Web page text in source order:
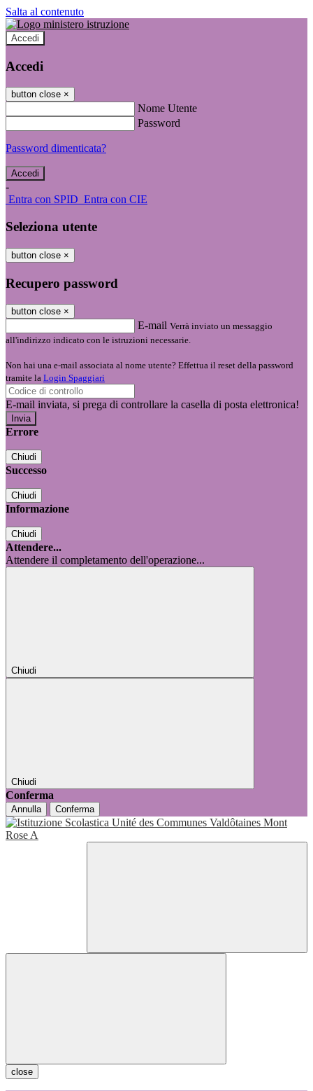
Salta al contenuto
Accedi
Accedi
button close ×
Nome Utente
Password
Password dimenticata?
-
Entra con SPID Entra con CIE
Seleziona utente
button close ×
Recupero password
button close ×
E-mail Verrà inviato un messaggio
all'indirizzo indicato con le istruzioni necessarie.
Non hai una e-mail associata al nome utente? Effettua il reset della password
tramite la Login Spaggiari
E-mail inviata, si prega di controllare la casella di posta elettronica!
Errore
Chiudi
Successo
Chiudi
Informazione
Chiudi
Attendere...
Attendere il completamento dell'operazione...
Chiudi
Chiudi
Conferma
Annulla Conferma
close